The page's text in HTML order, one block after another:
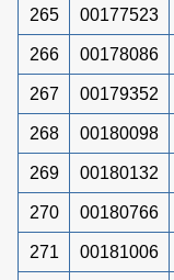
265 00177523
266 00178086
267 00179352
268 00180098
269 00180132
270 00180766
271 00181006